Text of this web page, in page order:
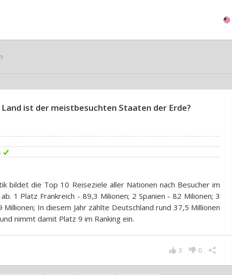
Land ist der meistbesuchten Staaten der Erde?
bildet die Top 10 Reiseziele aller Nationen nach Besucher im
1 Platz Frankreich - 89,3 Milionen; 2 Spanien - 82 Milionen; 3
Millionen; In diesem Jahr zählte Deutschland rund 37,5 Millionen
nimmt damit Platz 9 im Ranking ein.
0
3